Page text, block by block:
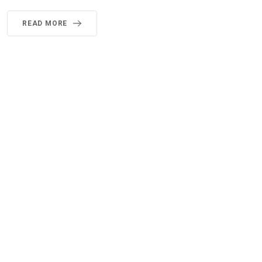
READ MORE